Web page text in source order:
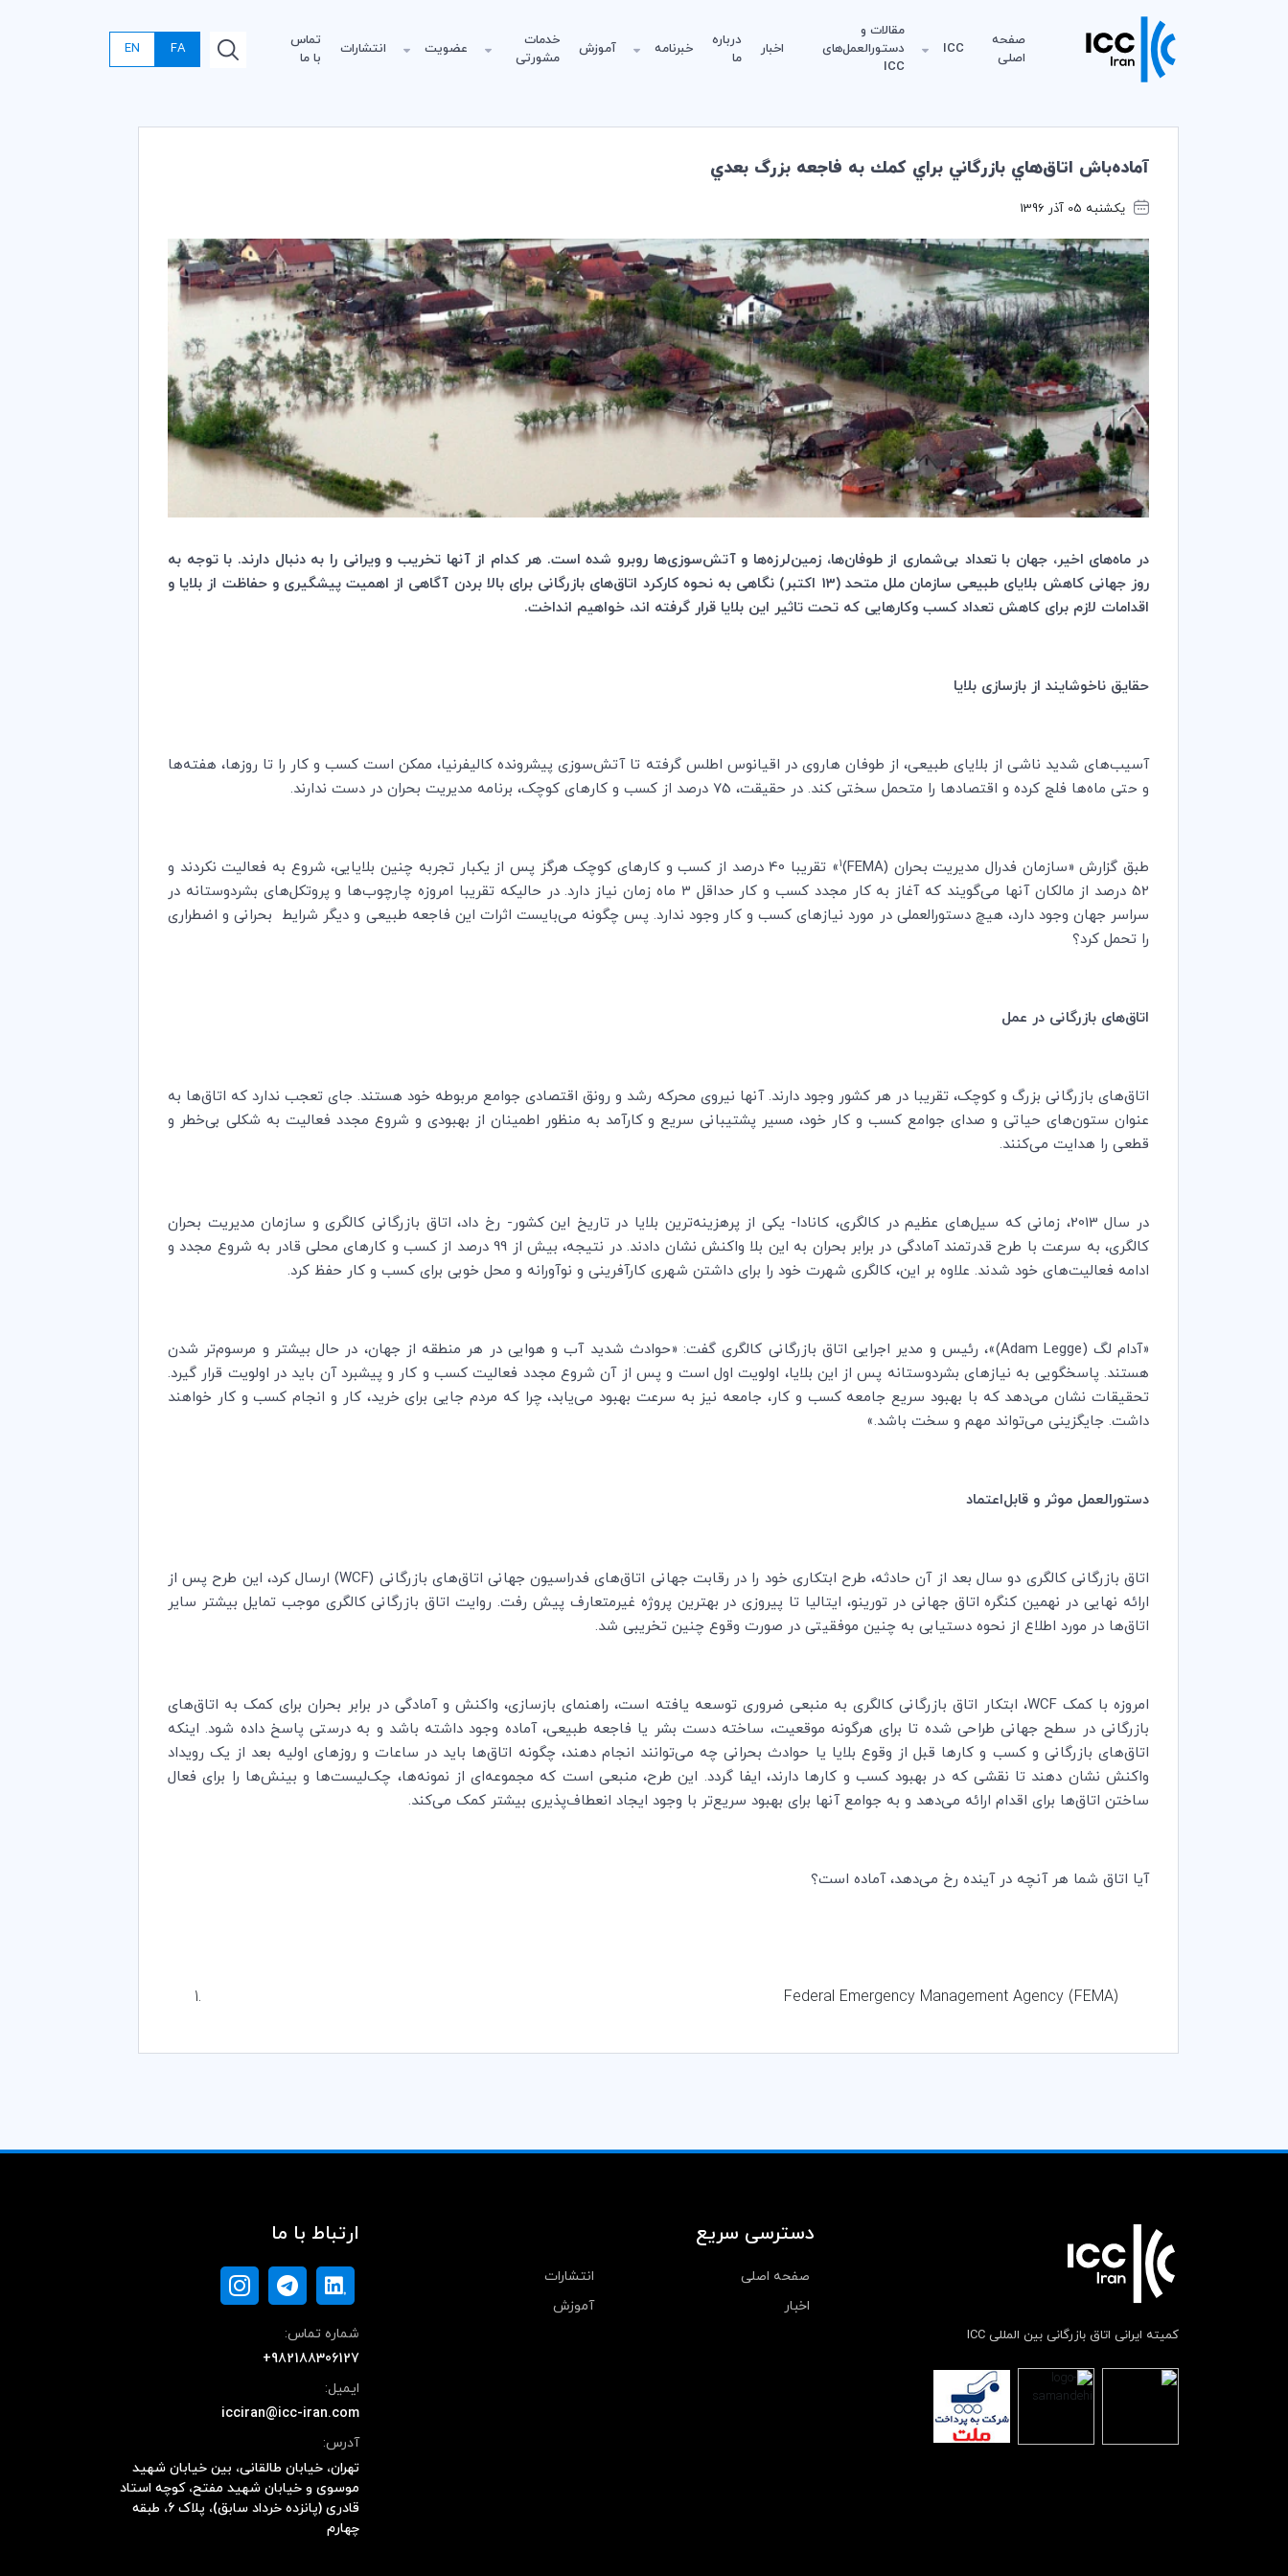
صفحه
اصلی
ICC
مقالات و
دستورالعمل‌های
ICC
اخبار
درباره
ما
خبرنامه آموزش
خدمات
مشورتی
عضویت انتشارات
تماس
با ما
FA
EN
آماده‌باش اتاق‌هاي بازرگاني براي كمك به فاجعه بزرگ بعدي
یکشنبه 05 آذر 1396
در ماه‌های اخیر، جهان با تعداد بی‌شماری از طوفان‌ها، زمین‌لرزه‌ها و آتش‌سوزی‌ها روبرو شده است. هر کدام از آنها تخریب و ویرانی را به دنبال دارند. با توجه به
روز جهانی کاهش بلایای طبیعی سازمان ملل متحد (13 اکتبر) نگاهی به نحوه کارکرد اتاق‌های بازرگانی برای بالا بردن آگاهی از اهمیت پیشگیری و حفاظت از بلایا و
اقدامات لازم برای کاهش تعداد کسب وکارهایی که تحت تاثیر این بلایا قرار گرفته اند، خواهیم انداخت.
حقایق ناخوشایند از بازسازی بلایا
آسیب‌های شدید ناشی از بلایای طبیعی، از طوفان هاروی در اقیانوس اطلس گرفته تا آتش‌سوزی پیشرونده کالیفرنیا، ممکن است کسب و کار را تا روزها، هفته‌ها
و حتی ماه‌ها فلج کرده و اقتصادها را متحمل سختی ‌کند. در حقیقت، 75 درصد از کسب و کارهای کوچک، برنامه مدیریت بحران در دست ندارند.
طبق گزارش «سازمان فدرال مدیریت بحران (FEMA
)
1
» تقریبا 40 درصد از کسب و کارهای کوچک هرگز پس از یکبار تجربه چنین بلایایی، شروع به فعالیت نکردند و
52 درصد از مالکان آنها می‌گویند که آغاز به کار مجدد کسب و کار حداقل 3 ماه زمان نیاز دارد. در حالیکه تقریبا امروزه چارچوب‌ها و پروتکل‌های بشردوستانه در
سراسر جهان وجود دارد، هیچ دستورالعملی در مورد نیازهای کسب و کار وجود ندارد. پس چگونه می‌بایست اثرات این فاجعه طبیعی و دیگر شرایط بحرانی و اضطراری
را تحمل کرد؟
اتاق‌های بازرگانی در عمل
اتاق‌های بازرگانی بزرگ و کوچک، تقریبا در هر کشور وجود دارند. آنها نیروی محرکه رشد و رونق اقتصادی جوامع مربوطه خود هستند. جای تعجب ندارد که اتاق‌ها به
عنوان ستون‌های حیاتی و صدای جوامع کسب و کار خود، مسیر پشتیبانی سریع و کارآمد به منظور اطمینان از بهبودی و شروع مجدد فعالیت به شکلی بی‌خطر و
قطعی را هدایت می‌کنند.
در سال 2013، زمانی که سیل‌های عظیم در کالگری، کانادا- یکی از پرهزینه‌ترین بلایا در تاریخ این کشور- رخ داد، اتاق بازرگانی کالگری و سازمان مدیریت بحران
کالگری، به سرعت با طرح قدرتمند آمادگی در برابر بحران به این بلا واکنش نشان دادند. در نتیجه، بیش از 99 درصد از کسب و کارهای محلی قادر به شروع مجدد و
ادامه فعالیت‌های خود شدند. علاوه بر این، کالگری شهرت خود را برای داشتن شهری کارآفرینی و نوآورانه و محل خوبی برای کسب و کار حفظ کرد.
«آدام لگ (Adam Legge)»، رئیس و مدیر اجرایی اتاق بازرگانی کالگری گفت: «حوادث شدید آب و هوایی در هر منطقه از جهان، در حال بیشتر و مرسوم‌تر شدن
هستند. پاسخگویی به نیازهای بشردوستانه پس از این بلایا، اولویت اول است و پس از آن شروع مجدد فعالیت کسب و کار و پیشبرد آن باید در اولویت قرار گیرد.
تحقیقات نشان می‌دهد که با بهبود سریع جامعه کسب و کار، جامعه نیز به سرعت بهبود می‌یابد، چرا که مردم جایی برای خرید، کار و انجام کسب و کار خواهند
داشت. جایگزینی می‌تواند مهم و سخت باشد.»
دستورالعمل موثر و قابل‌اعتماد
اتاق بازرگانی کالگری دو سال بعد از آن حادثه، طرح ابتکاری خود را در رقابت جهانی اتاق‌های فدراسیون جهانی اتا‌ق‌های بازرگانی (WCF) ارسال کرد، این طرح پس از
ارائه نهایی در نهمین کنگره اتاق جهانی در تورینو، ایتالیا تا پیروزی در بهترین پروژه غیرمتعارف پیش رفت. روایت اتاق بازرگانی کالگری موجب تمایل بیشتر سایر
اتاق‌ها در مورد اطلاع از نحوه دستیابی به چنین موفقیتی در صورت وقوع چنین تخریبی شد.
امروزه با کمکWCF، ابتکار اتاق بازرگانی کالگری به منبعی ضروری توسعه یافته است، راهنمای بازسازی، واکنش و آمادگی در برابر بحران برای کمک به اتاق‌های
بازرگانی در سطح جهانی طراحی شده تا برای هرگونه موقعیت، ساخته دست بشر یا فاجعه طبیعی، آماده وجود داشته باشد و به درستی پاسخ داده شود. اینکه
اتاق‌های بازرگانی و کسب و کارها قبل از وقوع بلایا یا حوادث بحرانی چه می‌توانند انجام دهند، چگونه اتاق‌ها باید در ساعات و روزهای اولیه بعد از یک رویداد
واکنش نشان دهند تا نقشی که در بهبود کسب و کارها دارند، ایفا گردد. این طرح، منبعی است که مجموعه‌ای از نمونه‌ها، چک‌لیست‌ها و بینش‌ها را برای فعال
ساختن اتاق‌ها برای اقدام ارائه می‌دهد و به جوامع آنها برای بهبود سریع‌تر با وجود ایجاد انعطاف‌پذیری بیشتر کمک می‌کند.
آیا اتاق شما هر آنچه در آینده رخ می‌دهد، آماده است؟
Federal Emergency Management Agency (FEMA)
کمیته ایرانی اتاق بازرگانی بین المللی ICC
دسترسی سریع
صفحه اصلی
انتشارات
اخبار
آموزش
ارتباط با ما
شماره تماس:
+982188306127
ایمیل:
icciran@icc-iran.com
آدرس:
تهران، خیابان طالقانی، بین خیابان شهید
موسوی و خیابان شهید مفتح، کوچه استاد
قادری (پانزده خرداد سابق)، پلاک ۶، طبقه
چهارم